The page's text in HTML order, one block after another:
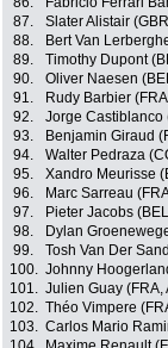
87.
Slater Alistair
88.
Bert Van
89.
Timothy Dupont
90.
Oliver Naesen
91.
Rudy Barbier
92.
Jorge Castiblanco
93.
Benjamin Giraud
94.
Walter Pedraza
95.
Xandro Meurisse
96.
Marc Sarreau
97.
Pieter Jacobs
98.
Dylan
99.
Tosh Van Der
100. Johnny
101. Julien Guay (FRA,
102. Théo Vimpere
103. Carlos Mario